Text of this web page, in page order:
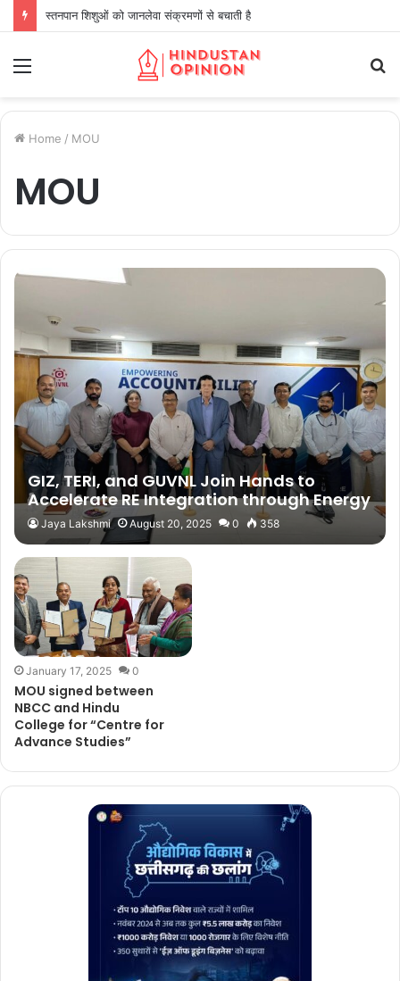
स्तनपान शिशुओं को जानलेवा संक्रमणों से बचाती है
Home / MOU
MOU
GIZ, TERI, and GUVNL Join Hands to
Accelerate RE Integration through Energy
Storage Solutions
Jaya Lakshmi August 20, 2025 0 358
January 17, 2025 0
MOU signed between
NBCC and Hindu
College for “Centre for
Advance Studies”